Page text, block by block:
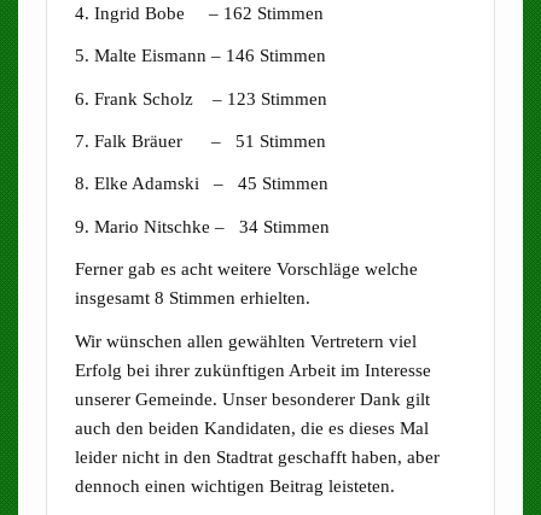
4. Ingrid Bobe – 162 Stimmen
5. Malte Eismann – 146 Stimmen
6. Frank Scholz – 123 Stimmen
7. Falk Bräuer – 51 Stimmen
8. Elke Adamski – 45 Stimmen
9. Mario Nitschke – 34 Stimmen
Ferner gab es acht weitere Vorschläge welche
insgesamt 8 Stimmen erhielten.
Wir wünschen allen gewählten Vertretern viel
Erfolg bei ihrer zukünftigen Arbeit im Interesse
unserer Gemeinde. Unser besonderer Dank gilt
auch den beiden Kandidaten, die es dieses Mal
leider nicht in den Stadtrat geschafft haben, aber
dennoch einen wichtigen Beitrag leisteten.